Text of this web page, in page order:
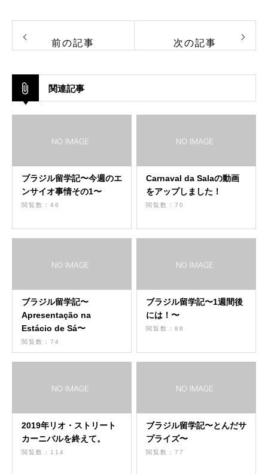
前の記事 次の記事
関連記事
ブラジル留学記〜今週のエ
ンサイオ事情その1〜
閲覧数：46
Carnaval da Salaの動画
をアップしました！
閲覧数：70
ブラジル留学記〜
Apresentação na
Estácio de Sá〜
閲覧数：74
ブラジル留学記〜1週間後
には！〜
閲覧数：88
2019年リオ・ストリート
カーニバルを終えて。
閲覧数：114
ブラジル留学記〜とんだサ
プライズ〜
閲覧数：77